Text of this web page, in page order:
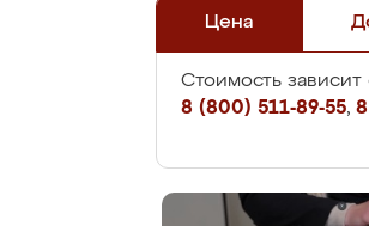
Цена
Стоимость зависит
8 (800) 511-89-55,